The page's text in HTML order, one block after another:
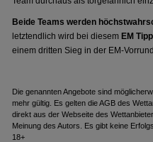
Beide Teams werden
letztendlich wird bei diesem EM
einem dritten Sieg in der EM-
Die genannten Angebote sind
mehr gültig. Es gelten die AGB des
direkt aus der Webseite des
Meinung des Autors. Es gibt keine
18+